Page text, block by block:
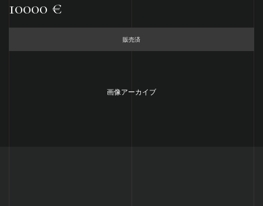
10000 €
販売済
画像アーカイブ